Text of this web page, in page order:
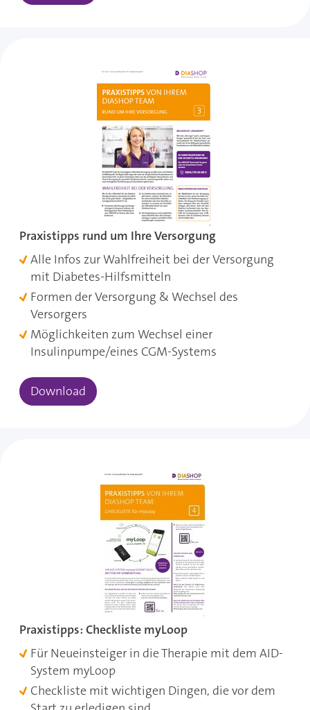
Praxistipps rund um Ihre Versorgung
Alle Infos zur Wahlfreiheit bei der Versorgung
mit Diabetes-Hilfsmitteln
Formen der Versorgung & Wechsel des
Versorgers
Möglichkeiten zum Wechsel einer
Insulinpumpe/eines CGM-Systems
Download
Praxistipps: Checkliste myLoop
Für Neueinsteiger in die Therapie mit dem AID-
System myLoop
Checkliste mit wichtigen Dingen, die vor dem